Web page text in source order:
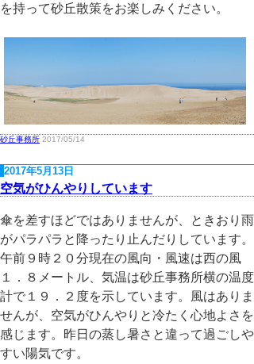
を持って砂丘散策をお楽しみください。
砂丘事務所 2017/05/14
2017年5月13日
空気がひんやりしています
傘を差すほどではありませんが、ときおり雨
がパラパラと降ったり止んだりしています。
午前９時２０分現在の風向・風速は西の風
１．８メートル、気温は砂丘事務所横の温度
計で１９．２度を示しています。風はありま
せんが、空気がひんやりと冷たく心地よさを
感じます。昨日の蒸し暑さと違って過ごしや
すい陽気です。